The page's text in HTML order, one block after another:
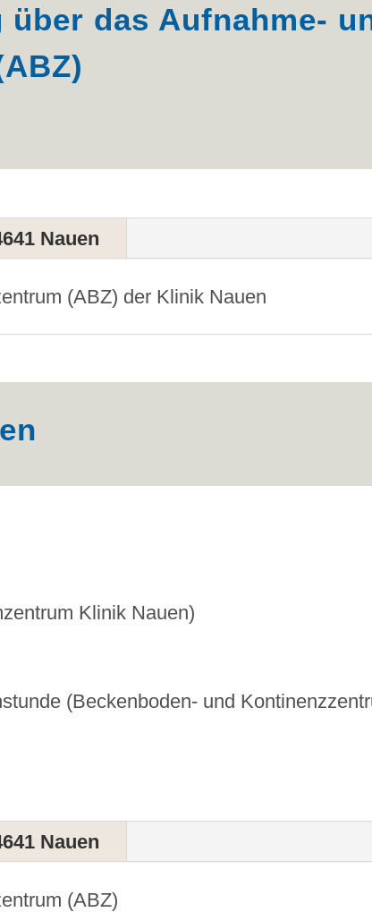
das Aufnahme-
Nauen
(ABZ) der Klinik Nauen
Klinik Nauen)
(Beckenboden- und
Nauen
(ABZ)